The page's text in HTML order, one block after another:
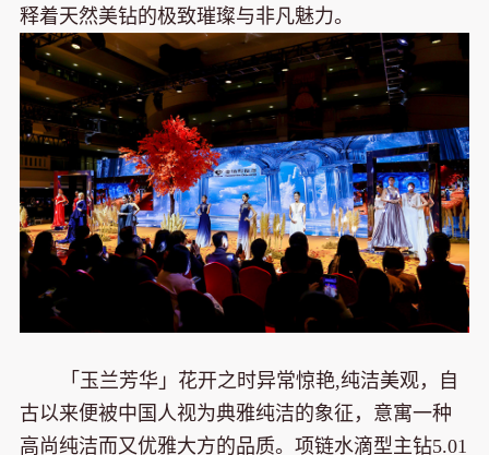
释着天然美钻的极致璀璨与非凡魅力。
「玉兰芳华」花开之时异常惊艳,纯洁美观，自
古以来便被中国人视为典雅纯洁的象征，意寓一种
高尚纯洁而又优雅大方的品质。项链水滴型主钻5.01